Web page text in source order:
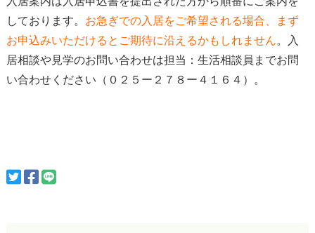
しております。 お急ぎでの入居をご希望される場合、
まず
お申込みいただけると ご期待に沿えるかもしれません。入
居相談や見学のお問い合わせは担当：生活相談員までお問
い合わせください（０２５ー２７８ー４１６４）。